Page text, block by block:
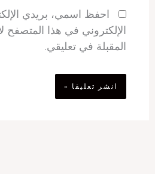
احفظ اسمي، بريدي
الإلكتروني في هذا المتصفح
المقبلة في تعليقي.